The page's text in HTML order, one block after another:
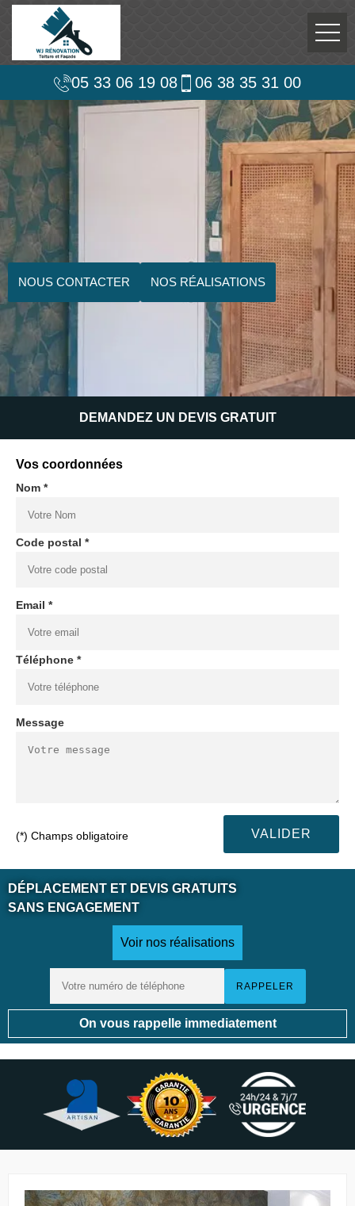
05 33 06 19 08 06 38 35 31 00
NOUS CONTACTER NOS RÉALISATIONS
DEMANDEZ UN DEVIS GRATUIT
Vos coordonnées
Nom *
Code postal *
Email *
Téléphone *
Message
(*) Champs obligatoire
DÉPLACEMENT ET DEVIS GRATUITS
SANS ENGAGEMENT
Voir nos réalisations
On vous rappelle immediatement